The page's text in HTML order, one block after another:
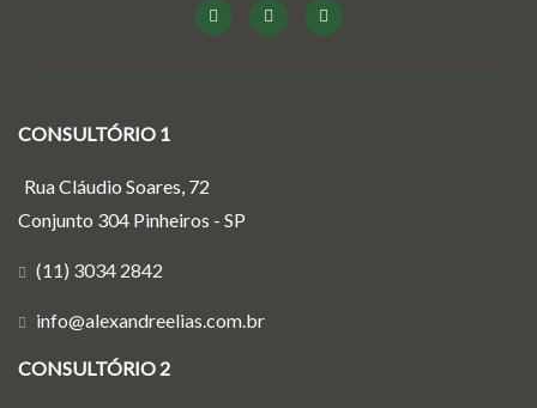
CONSULTÓRIO 1
Rua Cláudio Soares, 72
Conjunto 304 Pinheiros - SP
(11) 3034 2842
info@alexandreelias.com.br
CONSULTÓRIO 2